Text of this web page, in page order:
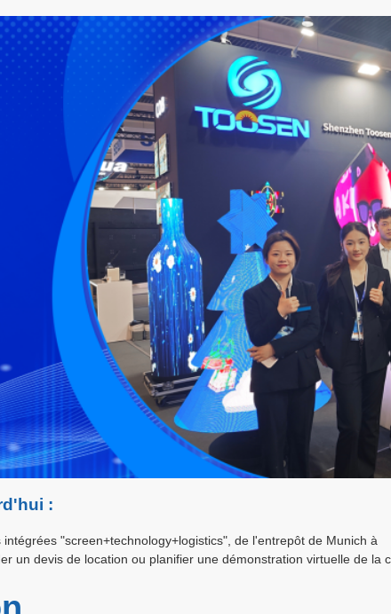
:
"screen+technology+logistics", de l'entrepôt de Munich à
un devis de location ou planifier une démonstration virtuelle de la